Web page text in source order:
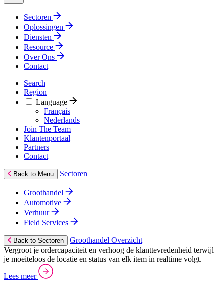
Sectoren
Oplossingen
Diensten
Resource
Over Ons
Contact
Search
Region
Language
Français
Nederlands
Join The Team
Klantenportaal
Partners
Contact
Back to Menu Sectoren
Groothandel
Automotive
Verhuur
Field Services
Back to Sectoren
Groothandel Overzicht
Vergroot je ordercapaciteit en verhoog de klanttevredenheid terwijl
je moeiteloos de locatie en status van elk item in realtime volgt.
Lees meer